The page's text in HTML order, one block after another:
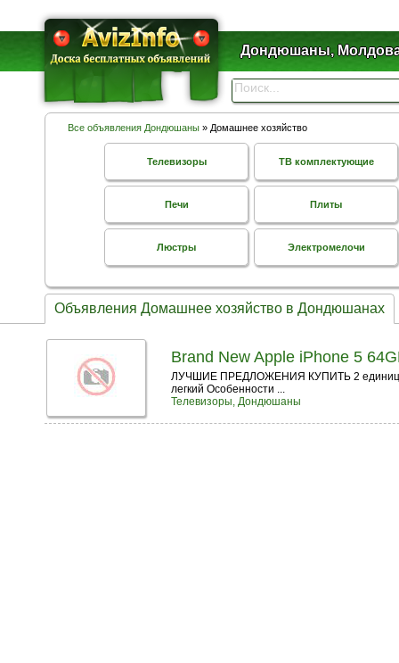
Дондюшаны,
Все объявления Дондюшаны » Домашнее хозяйство
Телевизоры ТВ комплектующие
Печи Плиты
Люстры Электромелочи
Объявления Домашнее хозяйство в Дондюшанах
Brand New Apple iPhone 5
ЛУЧШИЕ ПРЕДЛОЖЕНИЯ КУПИТЬ 2 единицы
легкий Особенности ...
Телевизоры, Дондюшаны